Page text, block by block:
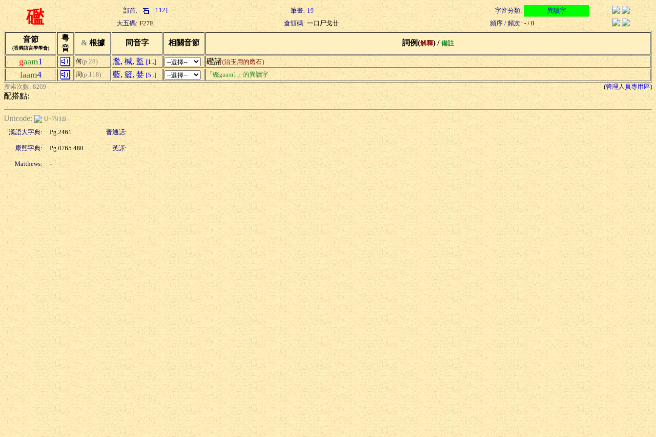
礛 部首: [112] 筆畫: 19 字音分類:
異讀字
大五碼: F27E 倉頡碼: 一口尸戈廿 頻序 / 頻次: - / 0
音節
(香港語言學學會)
粵
音
& 根據 同音字 相關音節 詞例(解釋) / 備註
gaam1 何(p.28) 尷, 椷, 監 [1..] 礛諸(治玉用的磨石)
laam4 周(p.118) 藍, 籃, 婪 [5..]
「礛gaam1」的異讀字
搜索次數: 8209
(管理人員專用區)
配搭點:
Unicode:
U+791B
漢語大字典:
Pg.2461 普通話:
康熙字典: Pg.0765.480 英譯:
Matthews: -